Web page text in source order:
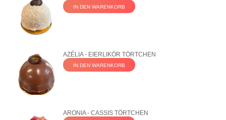
IN DEN WARENKORB
AZÉLIA - EIERLIKÖR TÖRTCHEN
IN DEN WARENKORB
ARONIA - CASSIS TÖRTCHEN